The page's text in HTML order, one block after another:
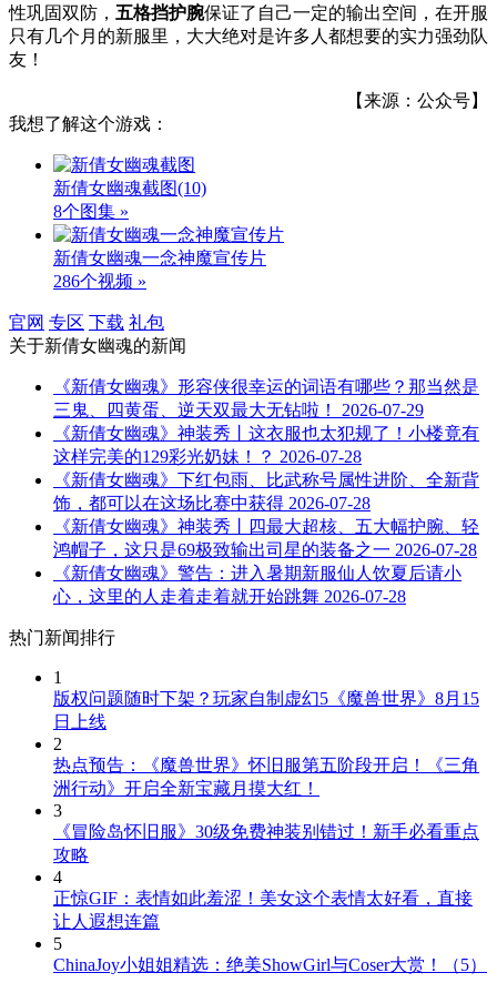
性巩固双防， 五格挡护腕保证了自己一定的输出空间，在开服
只有几个月的新服里，大大绝对是许多人都想要的实力强劲队
友！
【来源：公众号】
我想了解这个游戏：
新倩女幽魂截图(10)
8个图集 »
新倩女幽魂一念神魔宣传片
286个视频 »
官网 专区 下载 礼包
关于新倩女幽魂的新闻
《新倩女幽魂》形容侠很幸运的词语有哪些？那当然是
三鬼、四黄蛋、逆天双最大无钻啦！
2026-07-29
《新倩女幽魂》神装秀丨这衣服也太犯规了！小楼竟有
这样完美的129彩光奶妹！？ 2026-07-28
《新倩女幽魂》下红包雨、比武称号属性进阶、全新背
饰，都可以在这场比赛中获得 2026-07-28
《新倩女幽魂》神装秀丨四最大超核、五大幅护腕、轻
鸿帽子，这只是69极致输出司星的装备之一 2026-07-28
《新倩女幽魂》警告：进入暑期新服仙人饮夏后请小
心，这里的人走着走着就开始跳舞 2026-07-28
热门新闻排行
1
版权问题随时下架？玩家自制虚幻5《魔兽世界》8月15
日上线
2
热点预告：《魔兽世界》怀旧服第五阶段开启！《三角
洲行动》开启全新宝藏月摸大红！
3
《冒险岛怀旧服》30级免费神装别错过！新手必看重点
攻略
4
正惊GIF：表情如此羞涩！美女这个表情太好看，直接
让人遐想连篇
5
ChinaJoy小姐姐精选：绝美ShowGirl与Coser大赏！（5）